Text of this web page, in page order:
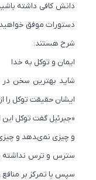
دانش کافی داشته باشید و
دستورات موفق خواهید شد.
شرح هستند:
ایمان و توکل به خدا
شاید بهترین سخن در بدو
ایشان حقیقت توکل را از
«جبرئیل گفت توکل این
و چیزى نمى‏دهد و چیزى
سترس و ترس نداشته
سپس با تمرکز بر منافع و